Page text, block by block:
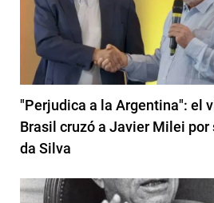
"Perjudica a la Argentina": el
Brasil cruzó a Javier Milei por
da Silva